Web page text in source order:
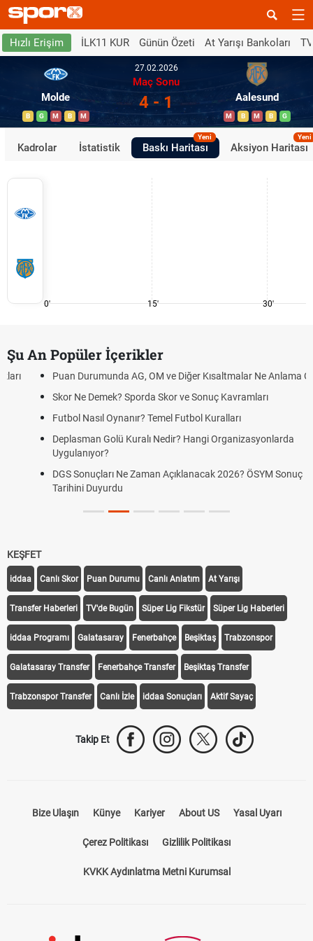
Hızlı Erişim İLK11 KUR Günün Özeti At Yarışı Bankoları
Molde
B G M B M
27.02.2026
Maç Sonu
4 - 1 Aalesund
M B M B G
Kadrolar İstatistik Baskı Haritası
Yeni
Aksiyon Haritası
Yeni
0' 15' 30'
Şu An Popüler İçerikler
Puan Durumunda AG, OM ve Diğer Kısaltmalar Ne Anlama Gelir?
Skor Ne Demek? Sporda Skor ve Sonuç Kavramları
Futbol Nasıl Oynanır? Temel Futbol Kuralları
Deplasman Golü Kuralı Nedir? Hangi Organizasyonlarda
Uygulanıyor?
DGS Sonuçları Ne Zaman Açıklanacak 2026? ÖSYM Sonuç
Tarihini Duyurdu
KEŞFET
iddaa Canlı Skor Puan Durumu Canlı Anlatım At Yarışı
Transfer Haberleri TV'de Bugün Süper Lig Fikstür Süper Lig Haberleri
iddaa Programı Galatasaray Fenerbahçe Beşiktaş Trabzonspor
Galatasaray Transfer Fenerbahçe Transfer Beşiktaş Transfer
Trabzonspor Transfer Canlı İzle iddaa Sonuçları Aktif Sayaç
Takip Et
Bize Ulaşın Künye Kariyer About US Yasal Uyarı
Çerez Politikası Gizlilik Politikası
KVKK Aydınlatma Metni Kurumsal